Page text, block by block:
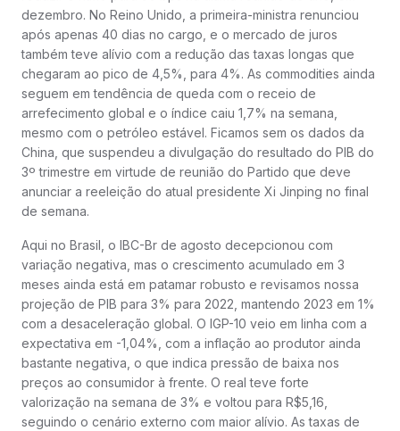
dezembro. No Reino Unido, a primeira-ministra renunciou
após apenas 40 dias no cargo, e o mercado de juros
também teve alívio com a redução das taxas longas que
chegaram ao pico de 4,5%, para 4%. As commodities ainda
seguem em tendência de queda com o receio de
arrefecimento global e o índice caiu 1,7% na semana,
mesmo com o petróleo estável. Ficamos sem os dados da
China, que suspendeu a divulgação do resultado do PIB do
3º trimestre em virtude de reunião do Partido que deve
anunciar a reeleição do atual presidente Xi Jinping no final
de semana.
Aqui no Brasil, o IBC-Br de agosto decepcionou com
variação negativa, mas o crescimento acumulado em 3
meses ainda está em patamar robusto e revisamos nossa
projeção de PIB para 3% para 2022, mantendo 2023 em 1%
com a desaceleração global. O IGP-10 veio em linha com a
expectativa em -1,04%, com a inflação ao produtor ainda
bastante negativa, o que indica pressão de baixa nos
preços ao consumidor à frente. O real teve forte
valorização na semana de 3% e voltou para R$5,16,
seguindo o cenário externo com maior alívio. As taxas de